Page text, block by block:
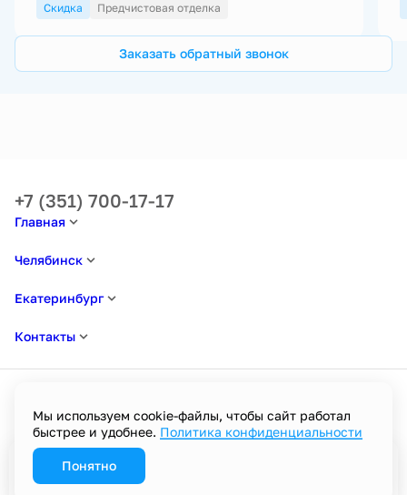
Скидка
Предчистовая отделка
Заказать обратный звонок
Главная
Челябинск
Екатеринбург
Контакты
+7 (351) 700-17-17
Политика в отношении обработки персональных данных
Пользовательское соглашение
Мы используем cookie-файлы, чтобы сайт работал
быстрее и удобнее. Политика конфиденциальности
Понятно